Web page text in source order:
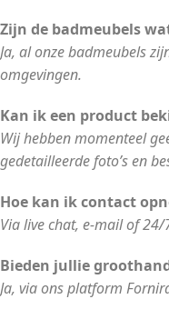
Zijn de badmeubels
Ja, al onze badmeubels
omgevingen.
Kan ik een product
Wij hebben momenteel
gedetailleerde foto’s en
Hoe kan ik contact
Via live chat, e-mail of
Bieden jullie
Ja, via ons platform